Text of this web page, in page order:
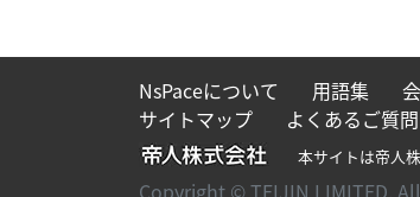
NsPaceについて 用語集
サイトマップ
よくあるご質問
本サイトは帝人